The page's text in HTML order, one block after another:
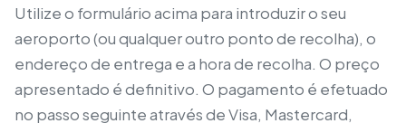
Utilize o formulário acima para introduzir o seu
aeroporto (ou qualquer outro ponto de recolha), o
endereço de entrega e a hora de recolha. O preço
apresentado é definitivo. O pagamento é efetuado
no passo seguinte através de Visa, Mastercard,